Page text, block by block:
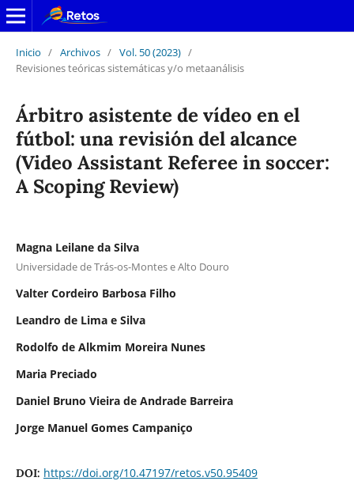
Inicio / Archivos / Vol. 50 (2023) /
Revisiones teóricas sistemáticas y/o metaanálisis
Árbitro asistente de vídeo en el
fútbol: una revisión del alcance
(Video Assistant Referee in soccer:
A Scoping Review)
Magna Leilane da Silva
Universidade de Trás-os-Montes e Alto Douro
Valter Cordeiro Barbosa Filho
Leandro de Lima e Silva
Rodolfo de Alkmim Moreira Nunes
Maria Preciado
Daniel Bruno Vieira de Andrade Barreira
Jorge Manuel Gomes Campaniço
DOI: https://doi.org/10.47197/retos.v50.95409